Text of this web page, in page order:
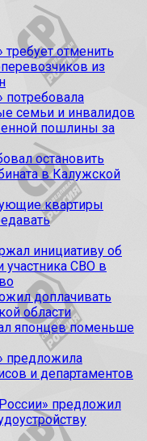
отменить
из
потребовала
семьи и инвалидов
пошлины за
остановить
в Калужской
квартиры
инициативу об
участника СВО в
доплачивать
области
японцев поменьше
предложила
и департаментов
предложил